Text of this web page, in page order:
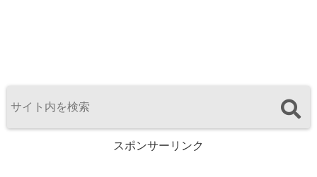
スポンサーリンク